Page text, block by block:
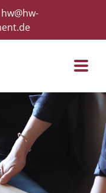
hw@hw-